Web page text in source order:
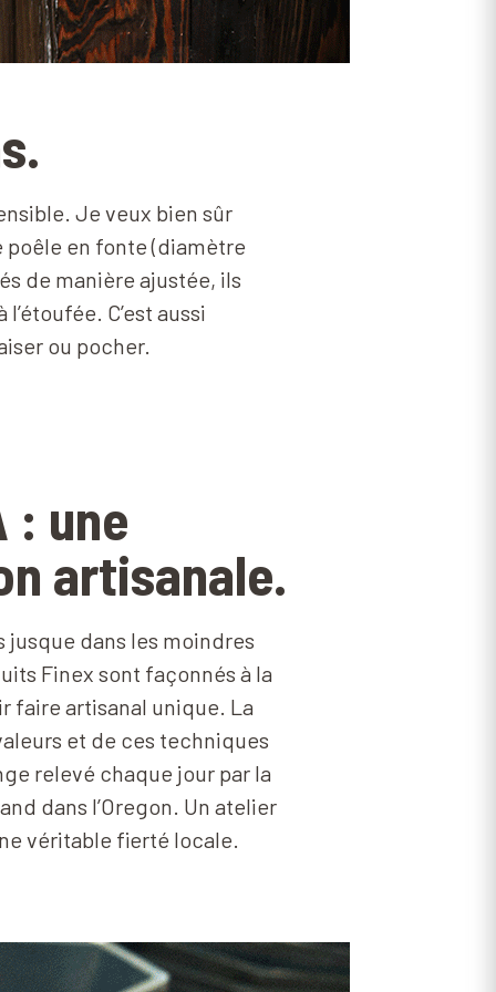
Je veux bien sûr
poêle en fonte (diamètre
de manière ajustée, ils
C’est aussi
ou pocher.
: une
artisanale.
dans les moindres
Finex sont façonnés à la
faire artisanal unique. La
et de ces techniques
relevé chaque jour par la
dans l’Oregon. Un atelier
véritable fierté locale.